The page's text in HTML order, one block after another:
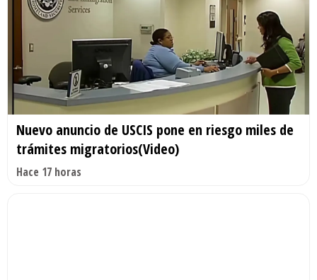
Nuevo anuncio de USCIS pone en riesgo miles de
trámites migratorios(Video)
Hace 17 horas